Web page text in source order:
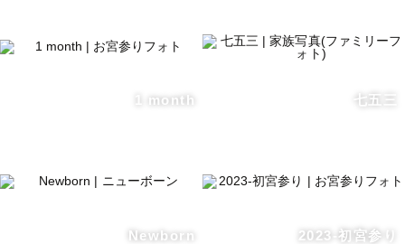
れています
場所選び、服装、小物、産衣の着方、ご祈祷の予約など、
1 month 七五三
Newborn 2023-初宮参り